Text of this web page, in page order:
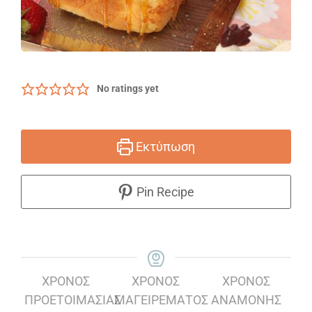
No ratings yet
Εκτύπωση
Pin Recipe
ΧΡΌΝΟΣ
ΠΡΟΕΤΟΙΜΑΣΊΑΣ
ΧΡΌΝΟΣ
ΜΑΓΕΙΡΈΜΑΤΟΣ
ΧΡΌΝΟΣ
ΑΝΑΜΟΝΉΣ